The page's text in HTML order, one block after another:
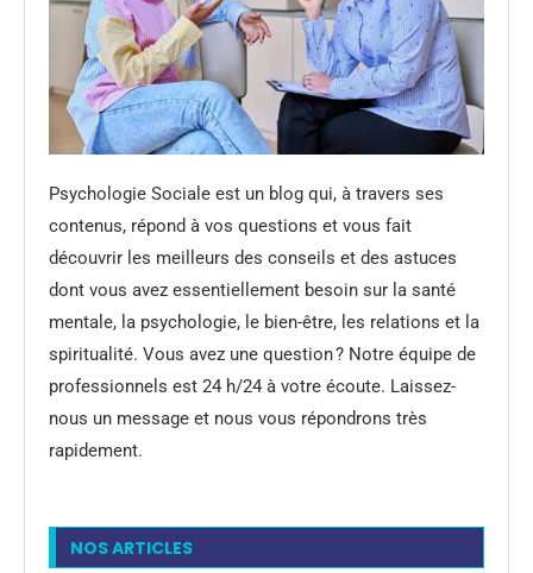
Psychologie Sociale est un blog qui, à travers ses
contenus, répond à vos questions et vous fait
découvrir les meilleurs des conseils et des astuces
dont vous avez essentiellement besoin sur la santé
mentale, la psychologie, le bien-être, les relations et la
spiritualité. Vous avez une question ? Notre équipe de
professionnels est 24 h/24 à votre écoute. Laissez-
nous un message et nous vous répondrons très
rapidement.
NOS ARTICLES